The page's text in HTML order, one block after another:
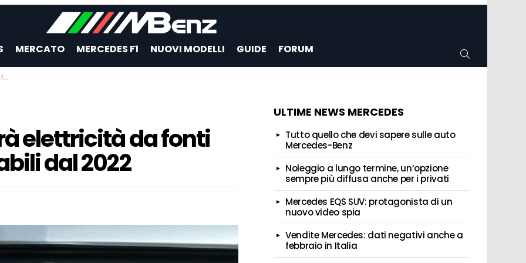
MERCATO MERCEDES F1 NUOVI MODELLI GUIDE FORUM
elettricità da fonti
dal 2022
ULTIME NEWS MERCEDES
Tutto quello che devi sapere sulle auto
Mercedes-Benz
Noleggio a lungo termine, un’opzione
sempre più diffusa anche per i privati
Mercedes EQS SUV: protagonista di un
nuovo video spia
Vendite Mercedes: dati negativi anche a
febbraio in Italia